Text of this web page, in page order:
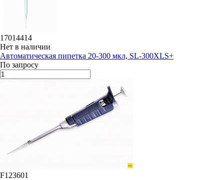
17014414
Нет в наличии
Автоматическая пипетка 20-300 мкл, SL-300XLS+
По запросу
F123601